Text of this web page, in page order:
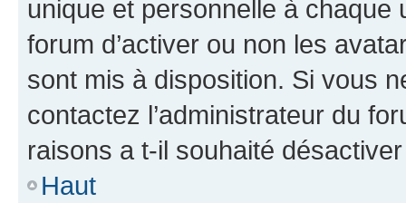
unique et personnelle à chaque
forum d’activer ou non les
sont mis à disposition. Si vous
contactez l’administrateur du
raisons a t-il souhaité
Haut